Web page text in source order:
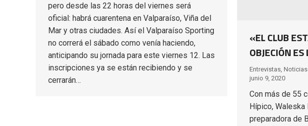
pero desde las 22 horas del viernes será
oficial: habrá cuarentena en Valparaíso, Viña del
Mar y otras ciudades. Así el Valparaíso Sporting
no correrá el sábado como venía haciendo,
anticipando su jornada para este viernes 12. Las
inscripciones ya se están recibiendo y se
cerrarán…
«EL CLUB
OBJECIÓN
Entrevistas,
junio 9, 2020
Con más de 55
Hípico, Waleska
preparadora de